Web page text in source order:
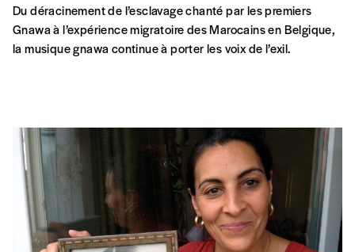
Du déracinement de l’esclavage chanté par les premiers
Gnawa à l’expérience migratoire des Marocains en Belgique,
la musique gnawa continue à porter les voix de l’exil.